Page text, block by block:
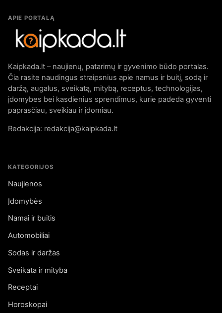
APIE PORTALĄ
Kaipkada.lt – naujienų, patarimų ir gyvenimo būdo portalas.
Čia rasite naudingus straipsnius apie namus ir buitį, sodą ir
daržą, augalus, sveikatą, mitybą, receptus, technologijas,
įdomybes bei kasdienius sprendimus, kurie padeda gyventi
paprasčiau, sveikiau ir įdomiau.
Redakcija: redakcija@kaipkada.lt
KATEGORIJOS
Naujienos
Įdomybės
Namai ir buitis
Automobiliai
Sodas ir daržas
Sveikata ir mityba
Receptai
Horoskopai